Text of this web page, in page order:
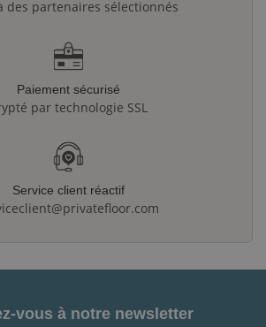
des partenaires sélectionnés
Paiement sécurisé
par technologie SSL
Service client réactif
vous à notre newsletter